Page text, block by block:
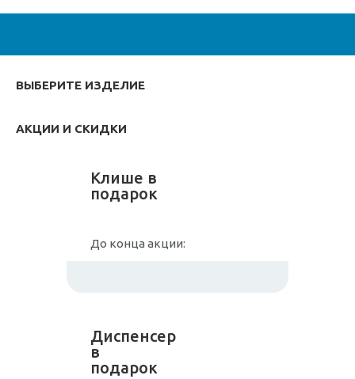
ВЫБЕРИТЕ ИЗДЕЛИЕ
АКЦИИ И СКИДКИ
Клише в
подарок
До конца акции:
Диспенсер
в
подарок